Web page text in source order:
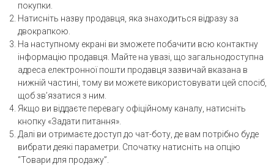
покупки.
Натисніть назву продавця, яка знаходиться відразу за
двокрапкою.
На наступному екрані ви зможете побачити всю контактну
інформацію продавця. Майте на увазі, що загальнодоступна
адреса електронної пошти продавця зазвичай вказана в
нижній частині, тому ви можете використовувати цей спосіб,
щоб зв’язатися з ним.
Якщо ви віддаєте перевагу офіційному каналу, натисніть
кнопку «Задати питання».
Далі ви отримаєте доступ до чат-боту, де вам потрібно буде
вибрати деякі параметри. Спочатку натисніть на опцію
“Товари для продажу”.